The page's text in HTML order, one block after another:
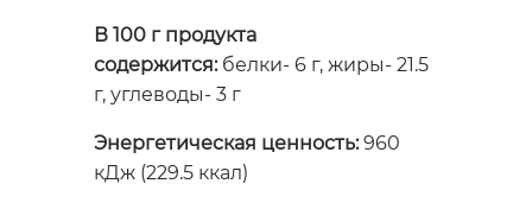
В 100 г продукта
содержится:белки- 6 г, жиры- 21.5
г, углеводы- 3 г
Энергетическая ценность:960
кДж (229.5 ккал)